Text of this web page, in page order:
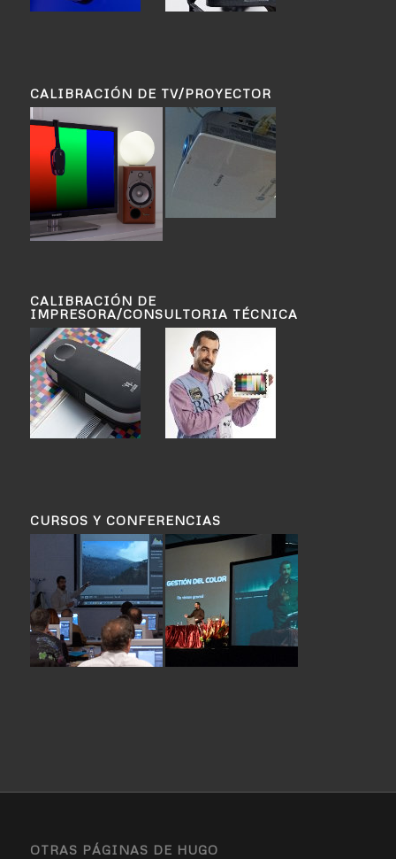
CALIBRACIÓN DE TV/PROYECTOR
CALIBRACIÓN DE
IMPRESORA/CONSULTORIA TÉCNICA
CURSOS Y CONFERENCIAS
OTRAS PÁGINAS DE HUGO